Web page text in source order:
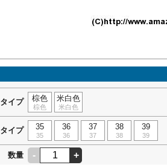
タイプ 棕色
棕色
米白色
米白色
タイプ 35
35
36
36
37
37
38
38
39
39
数量 - +